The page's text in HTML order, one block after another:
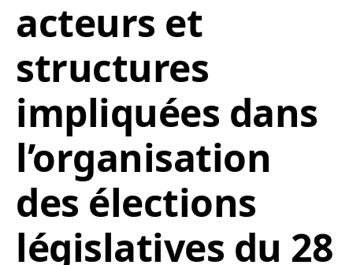
acteurs et
structures
impliquées dans
l’organisation
des élections
législatives du 28